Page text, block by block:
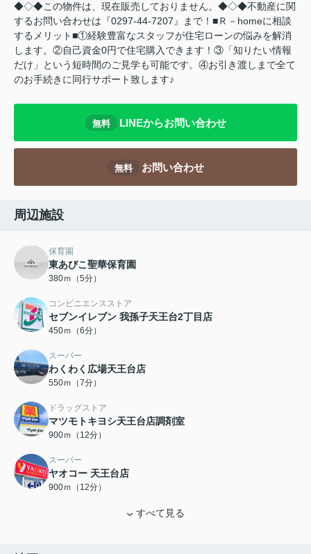
◆◇◆この物件は、現在販売しておりません。◆◇◆不動産に関
するお問い合わせは『0297-44-7207』まで！■Ｒ－homeに相談
するメリット■①経験豊富なスタッフが住宅ローンの悩みを解消
します。②自己資金0円で住宅購入できます！③「知りたい情報
だけ」という短時間のご見学も可能です。④お引き渡しまで全て
のお手続きに同行サポート致します♪
無料 LINEからお問い合わせ
無料 お問い合わせ
周辺施設
保育園
東あびこ聖華保育園
380ｍ（5分）
コンビニエンスストア
セブンイレブン 我孫子天王台2丁目店
450ｍ（6分）
スーパー
わくわく広場天王台店
550ｍ（7分）
ドラッグストア
マツモトキヨシ天王台店調剤室
900ｍ（12分）
スーパー
ヤオコー 天王台店
900ｍ（12分）
すべて見る